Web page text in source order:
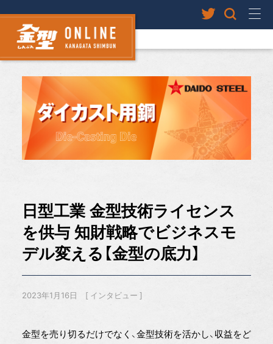
日型工業 金型技術ライセンス
を供与 知財戦略でビジネスモ
デル変える【金型の底力】
2023年1月16日 インタビュー
金型を売り切るだけでなく、金型技術を活かし、収益をど